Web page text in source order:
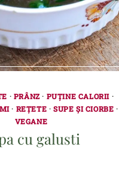
· PRÂNZ· PUȚINE CALORII ·
· REȚETE · SUPE ȘI CIORBE ·
VEGANE
cu galusti